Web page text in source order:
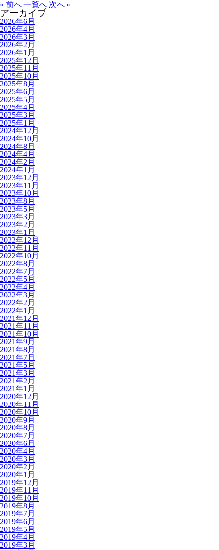
« 前へ 一覧へ 次へ »
アーカイブ
2026年6月
2026年4月
2026年3月
2026年2月
2026年1月
2025年12月
2025年11月
2025年10月
2025年8月
2025年6月
2025年5月
2025年4月
2025年3月
2025年1月
2024年12月
2024年10月
2024年8月
2024年4月
2024年2月
2024年1月
2023年12月
2023年11月
2023年10月
2023年8月
2023年5月
2023年3月
2023年2月
2023年1月
2022年12月
2022年11月
2022年10月
2022年8月
2022年7月
2022年5月
2022年4月
2022年3月
2022年2月
2022年1月
2021年12月
2021年11月
2021年10月
2021年9月
2021年8月
2021年7月
2021年5月
2021年3月
2021年2月
2021年1月
2020年12月
2020年11月
2020年10月
2020年9月
2020年8月
2020年7月
2020年6月
2020年4月
2020年3月
2020年2月
2020年1月
2019年12月
2019年11月
2019年10月
2019年8月
2019年7月
2019年6月
2019年5月
2019年4月
2019年3月